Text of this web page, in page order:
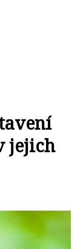
jejich